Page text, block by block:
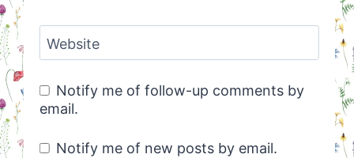
Website
Notify me of follow-up comments by
email.
Notify me of new posts by email.